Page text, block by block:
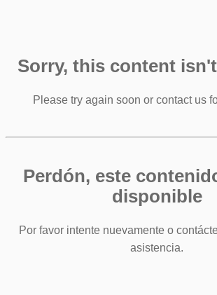
Sorry, this content
Please try again soon or contact us
Perdón, este
disponible
Por favor intente nuevamente o
asistencia.